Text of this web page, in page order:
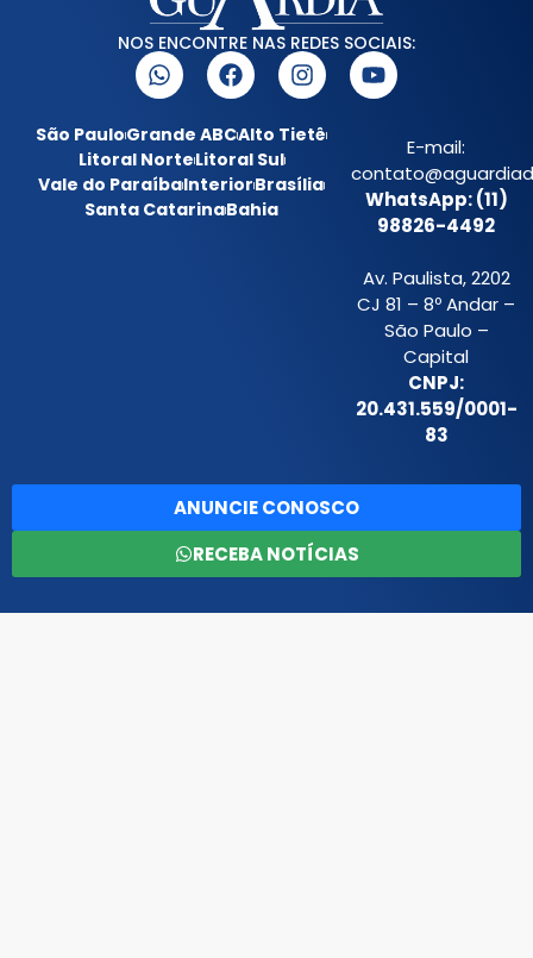
NOS ENCONTRE NAS REDES SOCIAIS:
São PauloGrande ABCAlto Tietê
Litoral NorteLitoral Sul
Vale do ParaíbaInteriorBrasília
Santa CatarinaBahia
E-mail:
WhatsApp: (11)
98826-4492
Av. Paulista, 2202
CJ 81 – 8º Andar –
São Paulo –
Capital
CNPJ:
20.431.559/0001-
83
ANUNCIE CONOSCO
RECEBA NOTÍCIAS